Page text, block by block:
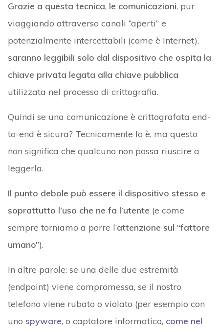
Grazie a questa tecnica, le comunicazioni, pur
viaggiando attraverso canali “aperti” e
potenzialmente intercettabili (come è Internet),
saranno leggibili solo dal dispositivo che ospita la
chiave privata legata alla chiave pubblica
utilizzata nel processo di crittografia.
Quindi se una comunicazione è crittografata end-
to-end è sicura? Tecnicamente lo è, ma questo
non significa che qualcuno non possa riuscire a
leggerla.
Il punto debole può essere il dispositivo stesso e
soprattutto l’uso che ne fa l’utente (e come
sempre torniamo a porre l’attenzione sul “fattore
umano”).
In altre parole: se una delle due estremità
(endpoint) viene compromessa, se il nostro
telefono viene rubato o violato (per esempio con
uno spyware, o captatore informatico, come nel